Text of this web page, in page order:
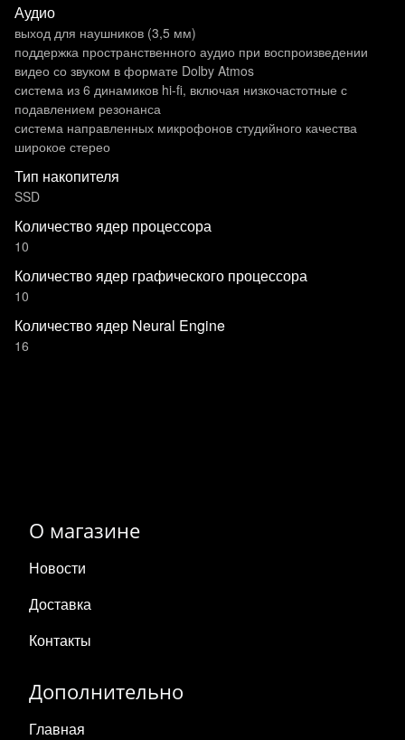
Аудио
выход для наушников (3,5 мм)
поддержка пространственного аудио при воспроизведении
видео со звуком в формате Dolby Atmos
система из 6 динамиков hi-fi, включая низкочастотные с
подавлением резонанса
система направленных микрофонов студийного качества
широкое стерео
Тип накопителя
SSD
Количество ядер процессора
10
Количество ядер графического процессора
10
Количество ядер Neural Engine
16
О магазине
Новости
Доставка
Контакты
Дополнительно
Главная